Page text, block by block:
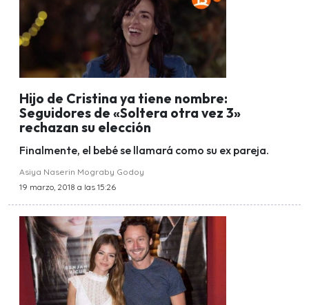
Hijo de Cristina ya tiene nombre:
Seguidores de «Soltera otra vez 3»
rechazan su elección
Finalmente, el bebé se llamará como su ex pareja.
Asiya Naserin Mograby Godoy
19 marzo, 2018 a las 15:26